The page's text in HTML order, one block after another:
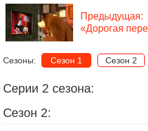
Предыдущая:
«Дорогая
Сезоны: Сезон 1 Сезон 2
Серии 2 сезона:
Сезон 2: